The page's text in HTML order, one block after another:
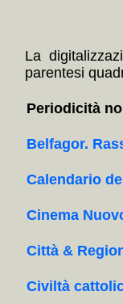
La
parentesi
Periodicità
Belfagor.
Calendario
Cinema
Città &
Civiltà